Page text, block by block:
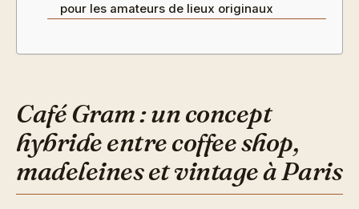
pour les amateurs de lieux originaux
Café Gram : un concept
hybride entre coffee shop,
madeleines et vintage à Paris